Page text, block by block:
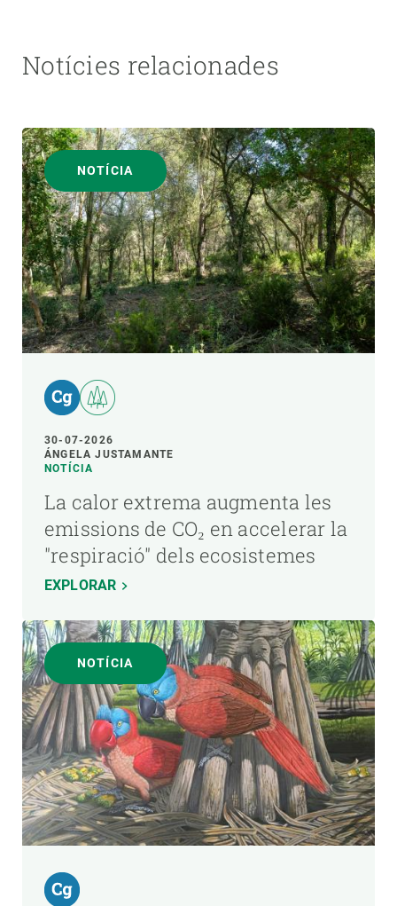
Notícies relacionades
NOTÍCIA
30-07-2026
ÁNGELA JUSTAMANTE
NOTÍCIA
La calor extrema augmenta les
emissions de CO₂ en accelerar la
"respiració" dels ecosistemes
EXPLORAR
NOTÍCIA